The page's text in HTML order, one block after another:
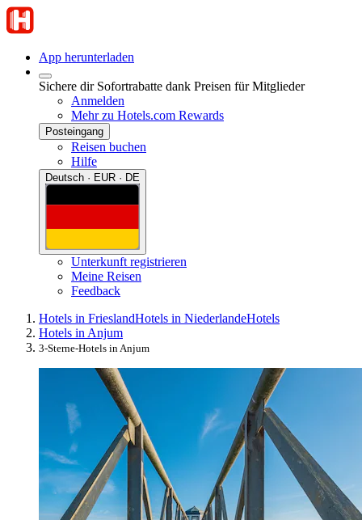
App herunterladen
Sichere dir Sofortrabatte dank Preisen für Mitglieder
Anmelden
Mehr zu Hotels.com Rewards
Posteingang
Reisen buchen
Hilfe
Deutsch · EUR · DE
Unterkunft registrieren
Meine Reisen
Feedback
Hotels in FrieslandHotels in NiederlandeHotels
Hotels in Anjum
3-Sterne-Hotels in Anjum